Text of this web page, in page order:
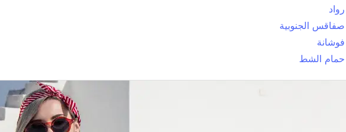
رواد
صفاقس الجنوبية
فوشانة
حمام الشط